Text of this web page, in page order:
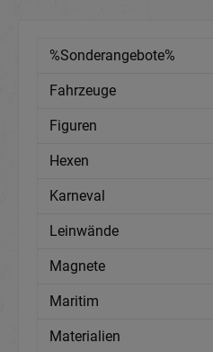
%Sonderangebote%
Fahrzeuge
Figuren
Hexen
Karneval
Leinwände
Magnete
Maritim
Materialien